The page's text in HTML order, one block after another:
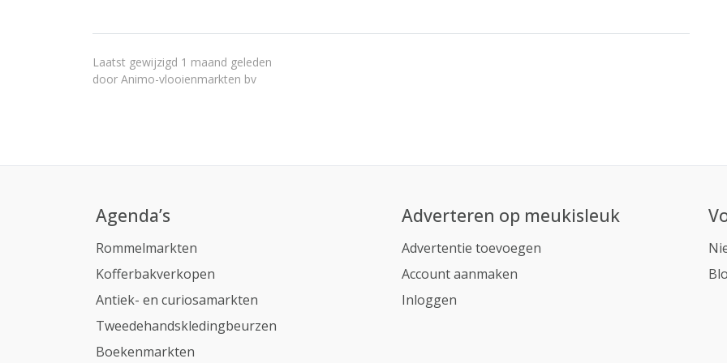
Laatst gewijzigd 1 maand geleden
door Animo-vlooienmarkten bv
Agenda’s
Rommelmarkten
Kofferbakverkopen
Antiek- en curiosamarkten
Tweedehandskledingbeurzen
Boekenmarkten
Adverteren op meukisleuk
Advertentie toevoegen
Account aanmaken
Inloggen